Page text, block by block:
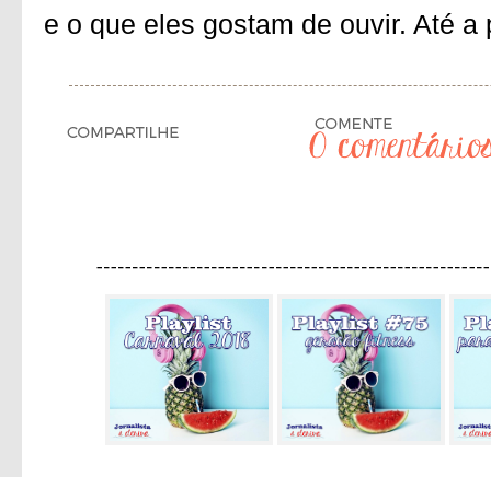
e o que eles gostam de ouvir. Até a